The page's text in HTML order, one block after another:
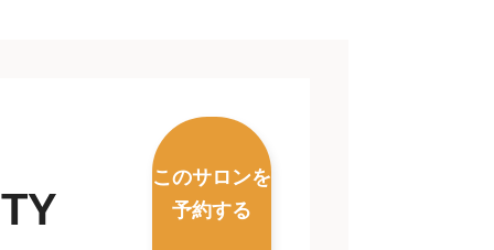
このサロンを
予約する